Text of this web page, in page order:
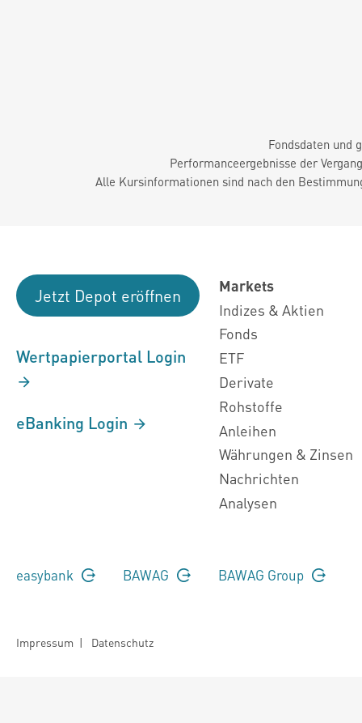
Fondsdaten und
Performanceergebnisse der
Alle Kursinformationen sind nach den
Jetzt Depot eröffnen
Wertpapierportal Login
eBanking Login
Markets
Indizes & Aktien
Fonds
ETF
Derivate
Rohstoffe
Anleihen
Währungen & Zinsen
Nachrichten
Analysen
easybank BAWAG BAWAG Group
Impressum | Datenschutz